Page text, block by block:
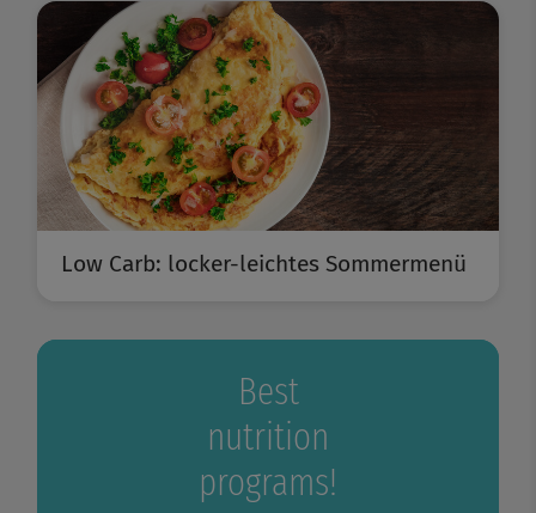
Low Carb: locker-leichtes Sommermenü
Best
nutrition
programs!